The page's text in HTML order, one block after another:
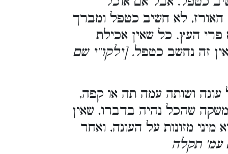
האורז, לא חשיב כטפל ומברך
פרי העץ. כל שאין אכילת
זה נחשב כטפל. [ילקו''י שם
ושותה עמה תה או קפה,
שהכל נהיה בדברו, שאין
מזונות על העוגה, ואחר
עמ' תקלה